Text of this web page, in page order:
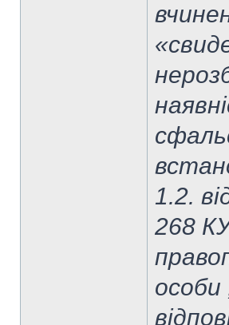
1.2.
268
особи